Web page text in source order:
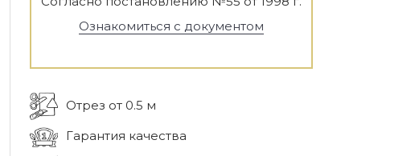
Ознакомиться с документом
Отрез от 0.5 м
Гарантия качества